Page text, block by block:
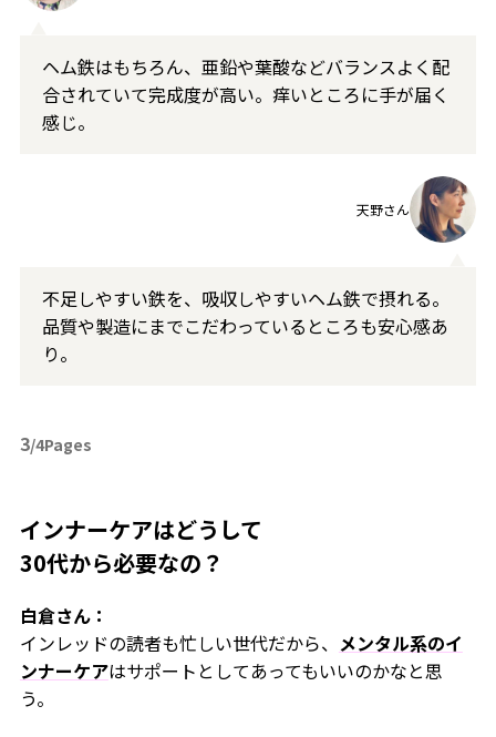
ヘム鉄はもちろん、亜鉛や葉酸などバランスよく配
合されていて完成度が高い。痒いところに手が届く
感じ。
天野さん
不足しやすい鉄を、吸収しやすいヘム鉄で摂れる。
品質や製造にまでこだわっているところも安心感あ
り。
3/4Pages
インナーケアはどうして
30代から必要なの？
白倉さん：
インレッドの読者も忙しい世代だから、 メンタル系のイ
ンナーケアはサポートとしてあってもいいのかなと思
う。